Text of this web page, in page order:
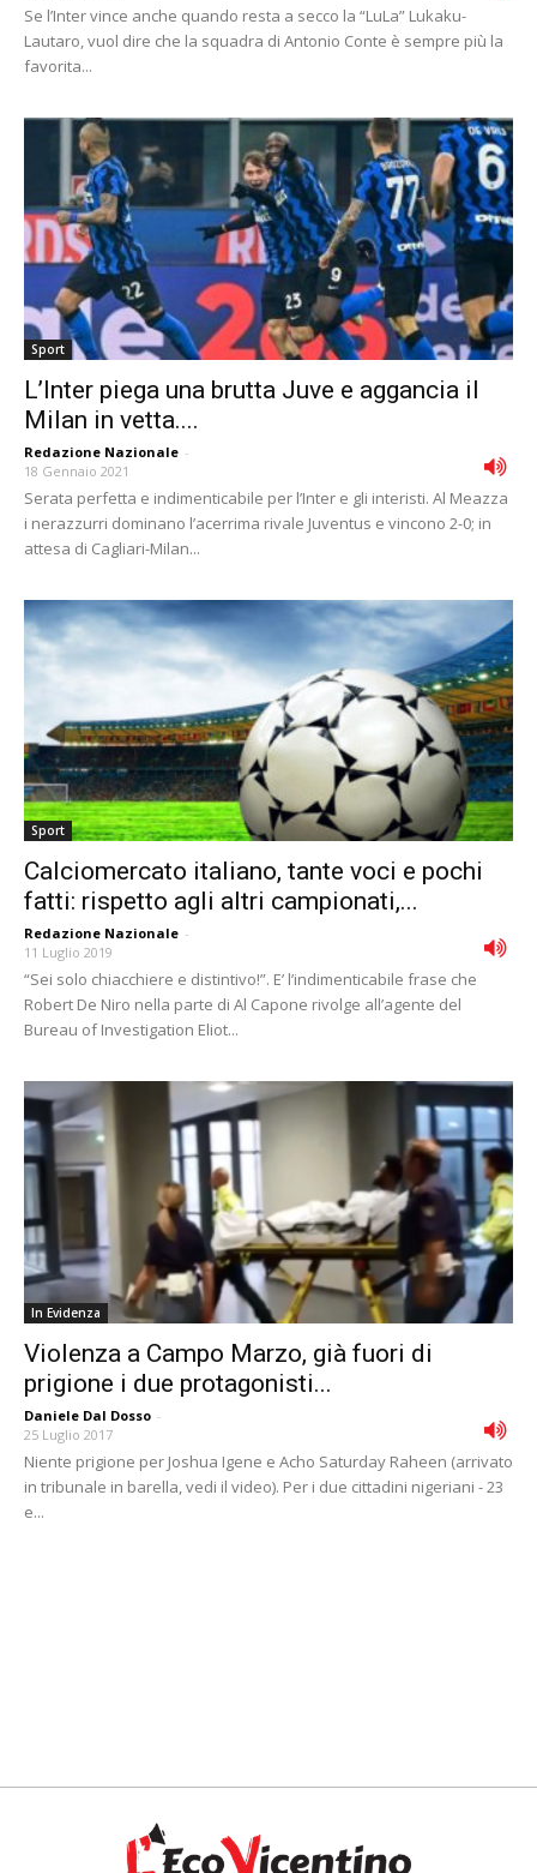
Se l’Inter vince anche quando resta a secco la “LuLa” Lukaku-
Lautaro, vuol dire che la squadra di Antonio Conte è sempre più la
favorita...
Sport
L’Inter piega una brutta Juve e aggancia il
Milan in vetta....
Redazione Nazionale -
18 Gennaio 2021
Serata perfetta e indimenticabile per l’Inter e gli interisti. Al Meazza
i nerazzurri dominano l’acerrima rivale Juventus e vincono 2-0; in
attesa di Cagliari-Milan...
Sport
Calciomercato italiano, tante voci e pochi
fatti: rispetto agli altri campionati,...
Redazione Nazionale -
11 Luglio 2019
“Sei solo chiacchiere e distintivo!”. E’ l’indimenticabile frase che
Robert De Niro nella parte di Al Capone rivolge all’agente del
Bureau of Investigation Eliot...
In Evidenza
Violenza a Campo Marzo, già fuori di
prigione i due protagonisti...
Daniele Dal Dosso -
25 Luglio 2017
Niente prigione per Joshua Igene e Acho Saturday Raheen (arrivato
in tribunale in barella, vedi il video). Per i due cittadini nigeriani - 23
e...